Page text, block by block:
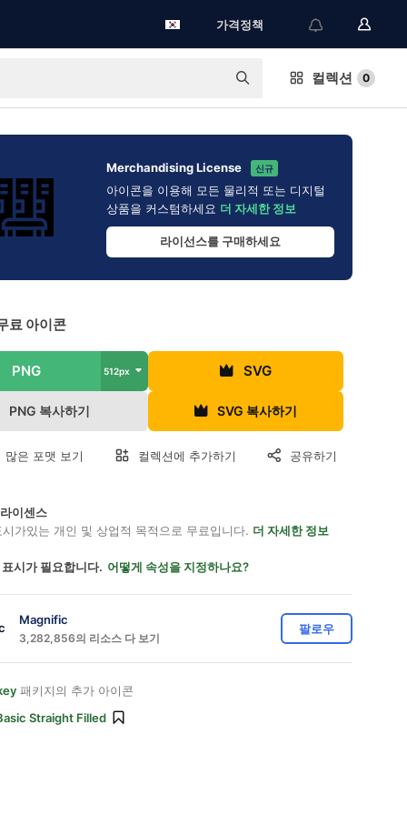
가격정책
컬렉션 0
Merchandising License 신규
아이콘을 이용해 모든 물리적 또는 디지털
상품을 커스텀하세요 더 자세한 정보
라이선스를 구매하세요
료 아이콘
PNG 512px SVG
PNG 복사하기 SVG 복사하기
많은 포맷 보기 컬렉션에 추가하기 공유하기
이센스
가있는 개인 및 상업적 목적으로 무료입니다. 더 자세한 정보
시가 필요합니다. 어떻게 속성을 지정하나요?
Magnific
3,282,856의 리소스 다 보기
팔로우
패키지의 추가 아이콘
Straight Filled